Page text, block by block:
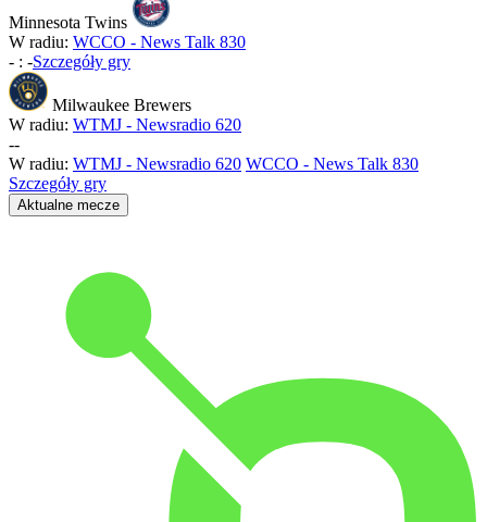
Minnesota Twins
W radiu: WCCO - News Talk 830
- : -Szczegóły gry
Milwaukee Brewers
W radiu: WTMJ - Newsradio 620
--
W radiu: WTMJ - Newsradio 620 WCCO - News Talk 830
Szczegóły gry
Aktualne mecze